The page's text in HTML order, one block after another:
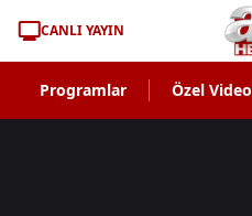
CANLI YAYIN
Programlar Özel Video